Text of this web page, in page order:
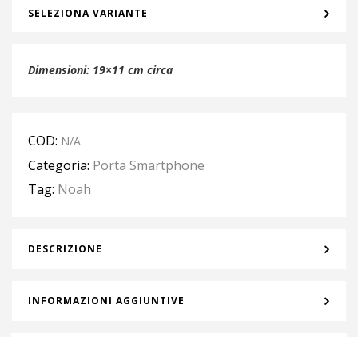
SELEZIONA VARIANTE
Dimensioni: 19×11 cm circa
COD: N/A
Categoria: Porta Smartphone
Tag: Noah
DESCRIZIONE
INFORMAZIONI AGGIUNTIVE